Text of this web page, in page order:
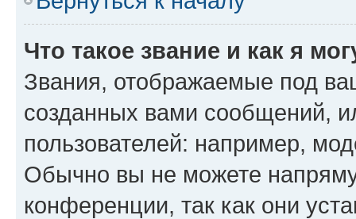
Что такое звание и как я
Звания, отображаемые под
созданных вами сообщений,
пользователей: например,
Обычно вы не можете
конференции, так как они